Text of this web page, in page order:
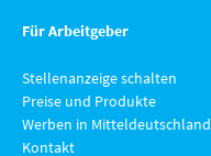
Für Arbeitgeber
Stellenanzeige schalten
Preise und Produkte
Werben in Mitteldeutschland
Kontakt